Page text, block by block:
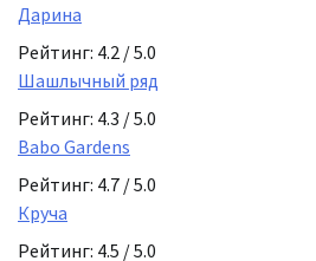
Дарина
Рейтинг: 4.2 / 5.0
Шашлычный ряд
Рейтинг: 4.3 / 5.0
Babo Gardens
Рейтинг: 4.7 / 5.0
Круча
Рейтинг: 4.5 / 5.0